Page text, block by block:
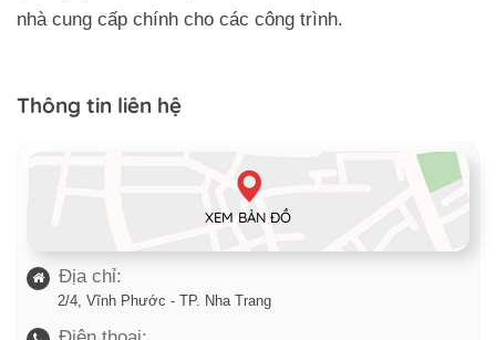
nhà cung cấp chính cho các công trình.
Thông tin liên hệ
XEM BẢN ĐỒ
Địa chỉ:
2/4, Vĩnh Phước - TP. Nha Trang